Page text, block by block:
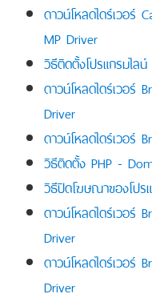
ดาวน์โหลดไดร์เวอร์
MP Driver
วิธีติดตั้งโปรแกรมไล
ดาวน์โหลดไดร์เวอร์
Driver
ดาวน์โหลดไดร์เวอร์
วิธีติดตั้ง PHP -
วิธีปิดโฆษณาของโป
ดาวน์โหลดไดร์เวอร์
Driver
ดาวน์โหลดไดร์เวอร์
Driver